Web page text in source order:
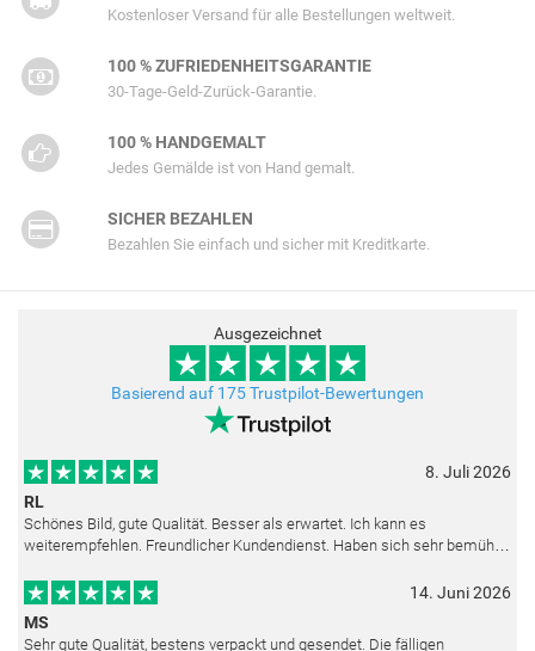
Kostenloser Versand für alle Bestellungen weltweit.
100 % ZUFRIEDENHEITSGARANTIE
30-Tage-Geld-Zurück-Garantie.
100 % HANDGEMALT
Jedes Gemälde ist von Hand gemalt.
SICHER BEZAHLEN
Bezahlen Sie einfach und sicher mit Kreditkarte.
Ausgezeichnet
Basierend auf 175 Trustpilot-Bewertungen
8. Juli 2026
RL
Schönes Bild, gute Qualität. Besser als erwartet. Ich kann es
weiterempfehlen. Freundlicher Kundendienst. Haben sich sehr bemüht
14. Juni 2026
MS
Sehr gute Qualität, bestens verpackt und gesendet. Die fälligen